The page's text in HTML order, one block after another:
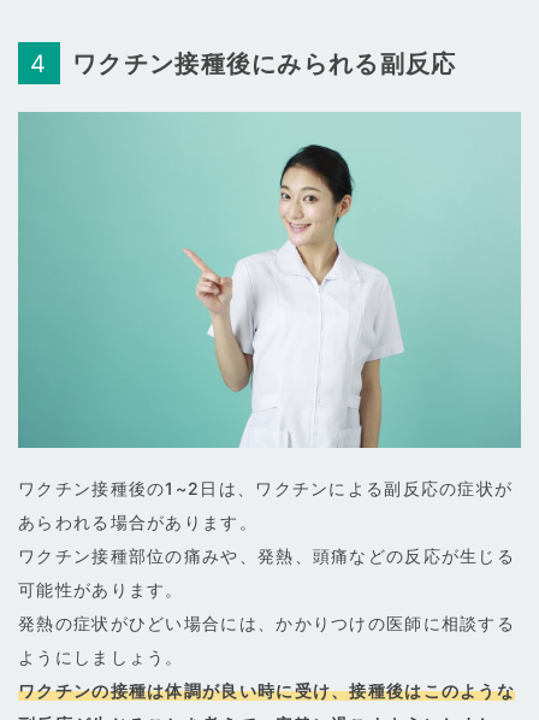
ワクチン接種後にみられる副反応
ワクチン接種後の1~2日は、ワクチンによる副反応の症状が
あらわれる場合があります。
ワクチン接種部位の痛みや、発熱、頭痛などの反応が生じる
可能性があります。
発熱の症状がひどい場合には、かかりつけの医師に相談する
ようにしましょう。
ワクチンの接種は体調が良い時に受け、接種後はこのような